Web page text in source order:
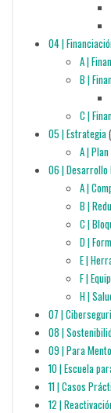
04 |
A |
B |
C |
05 | Estrategia
A |
06 | Desarrollo
A |
B |
C |
D |
E |
F |
H |
07 |
08 |
09 | Para
10 | Escuela
11 | Casos
12 |